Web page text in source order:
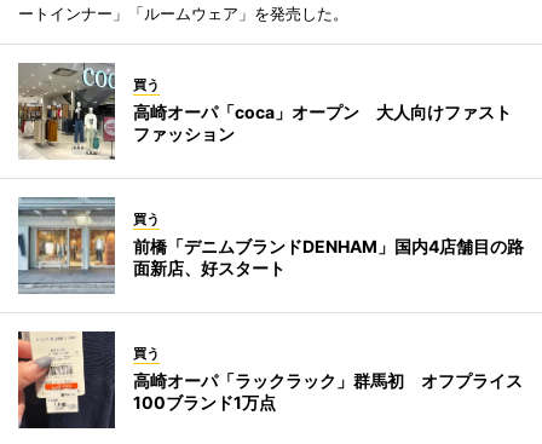
ートインナー」「ルームウェア」を発売した。
買う
高崎オーパ「coca」オープン 大人向けファスト
ファッション
買う
前橋「デニムブランドDENHAM」国内4店舗目の路
面新店、好スタート
買う
高崎オーパ「ラックラック」群馬初 オフプライス
100ブランド1万点